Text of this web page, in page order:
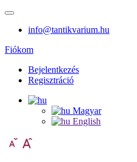
info@tantikvarium.hu
Fiókom
Bejelentkezés
Regisztráció
Magyar
English